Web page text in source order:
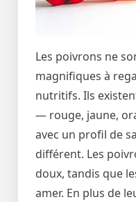
Les poivrons ne
magnifiques à
nutritifs. Ils
— rouge, jaune,
avec un profil de
différent. Les
doux, tandis que
amer. En plus de